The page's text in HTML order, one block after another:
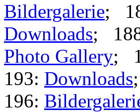
Bildergalerie;
Downloads;
Photo Gallery;
193: Downloads
196: